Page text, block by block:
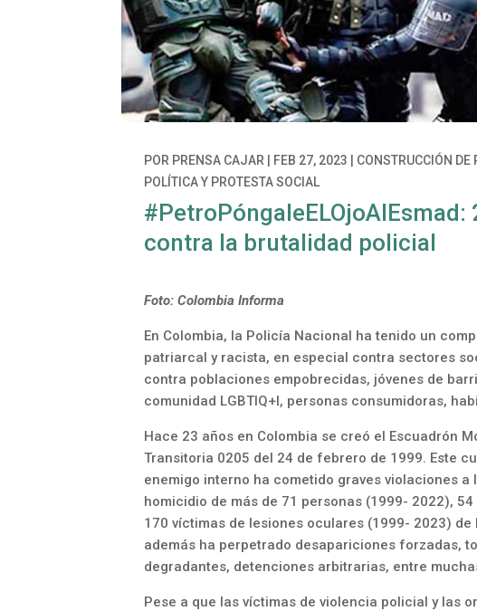
POR PRENSA CAJAR FEB 27, 2023 CONSTRUCCIÓN DE
POLÍTICA Y PROTESTA SOCIAL
contra la brutalidad policial
Foto: Colombia Informa
En Colombia, la Policía Nacional ha tenido un
patriarcal y racista, en especial contra sectores
contra poblaciones empobrecidas, jóvenes de
comunidad LGBTIQ+l, personas consumidoras,
Hace 23 años en Colombia se creó el Escuadrón
Transitoria 0205 del 24 de febrero de 1999. Este
enemigo interno ha cometido graves violaciones
homicidio de más de 71 personas (1999- 2022),
170 víctimas de lesiones oculares (1999- 2023)
además ha perpetrado desapariciones forzadas,
degradantes, detenciones arbitrarias, entre
Pese a que las víctimas de violencia policial y las